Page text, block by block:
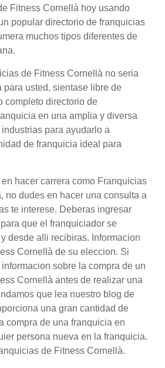
Fitness Cornellà hoy usando
popular directorio de franquicias
muchos tipos diferentes de
de Fitness Cornellà no seria
para usted, sientase libre de
completo directorio de
en una amplia y diversa
para ayudarlo a
de franquicia ideal para
hacer carrera como Franquicias
no dudes en hacer una consulta a
te interese. Deberas ingresar
que el franquiciador se
desde alli recibiras. Informacion
Cornellà de su eleccion. Si
sobre la compra de un
Cornellà antes de realizar una
que lea nuestro blog de
una gran cantidad de
compra de una franquicia en
persona nueva en la franquicia.
de Fitness Cornellà.